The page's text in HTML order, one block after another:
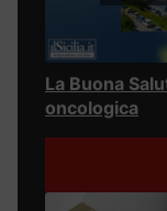
La Buona
oncologica